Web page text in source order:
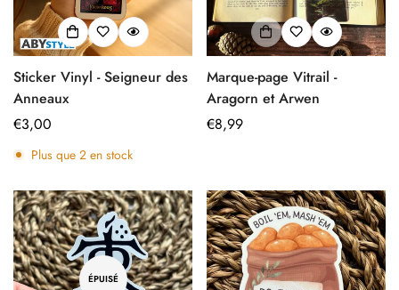
Sticker Vinyl - Seigneur des
Anneaux
Prix
régulier
€3,00
Plus que 2 en stock
Marque-page Vitrail -
Aragorn et Arwen
Prix
€8,99
ÉPUISÉ